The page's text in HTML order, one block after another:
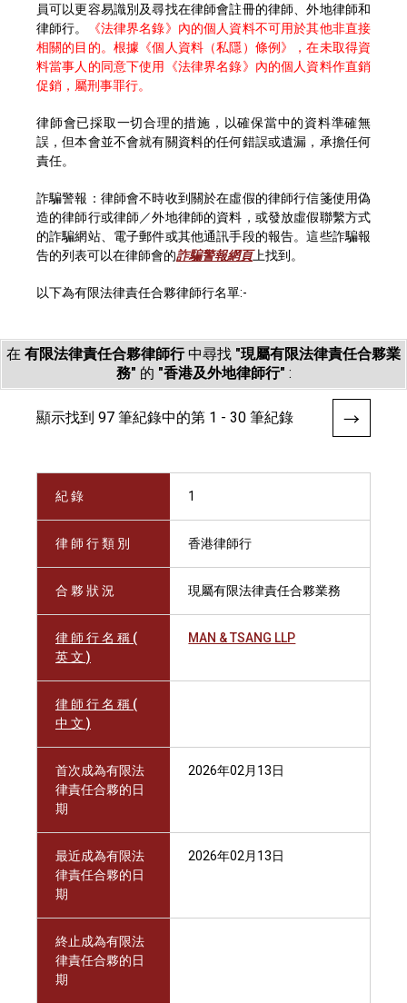
員可以更容易識別及尋找在律師會註冊的律師、外地律師和
律師行。
《法律界名錄》內的個人資料不可用於其他非直接
相關的目的。根據《個人資料（私隱）條例》，在未取得資
料當事人的同意下使用《法律界名錄》內的個人資料作直銷
促銷，屬刑事罪行。
律師會已採取一切合理的措施，以確保當中的資料準確無
誤，但本會並不會就有關資料的任何錯誤或遺漏，承擔任何
責任。
詐騙警報：律師會不時收到關於在虛假的律師行信箋使用偽
造的律師行或律師／外地律師的資料，或發放虛假聯繫方式
的詐騙網站、電子郵件或其他通訊手段的報告。這些詐騙報
告的列表可以在律師會的詐騙警報網頁上找到。
以下為有限法律責任合夥律師行名單:-
在 有限法律責任合夥律師行中尋找 "現屬有限法律責任合夥業
務" 的 "香港及外地律師行" :
顯示找到 97 筆紀錄中的第 1 - 30 筆紀錄
紀 錄 1
律 師 行 類 別 香港律師行
合 夥 狀 況 現屬有限法律責任合夥業務
律 師 行 名 稱 (
英 文 )
MAN & TSANG LLP
律 師 行 名 稱 (
中 文 )
首次成為有限法
律責任合夥的日
期
2026年02月13日
最近成為有限法
律責任合夥的日
期
2026年02月13日
終止成為有限法
律責任合夥的日
期